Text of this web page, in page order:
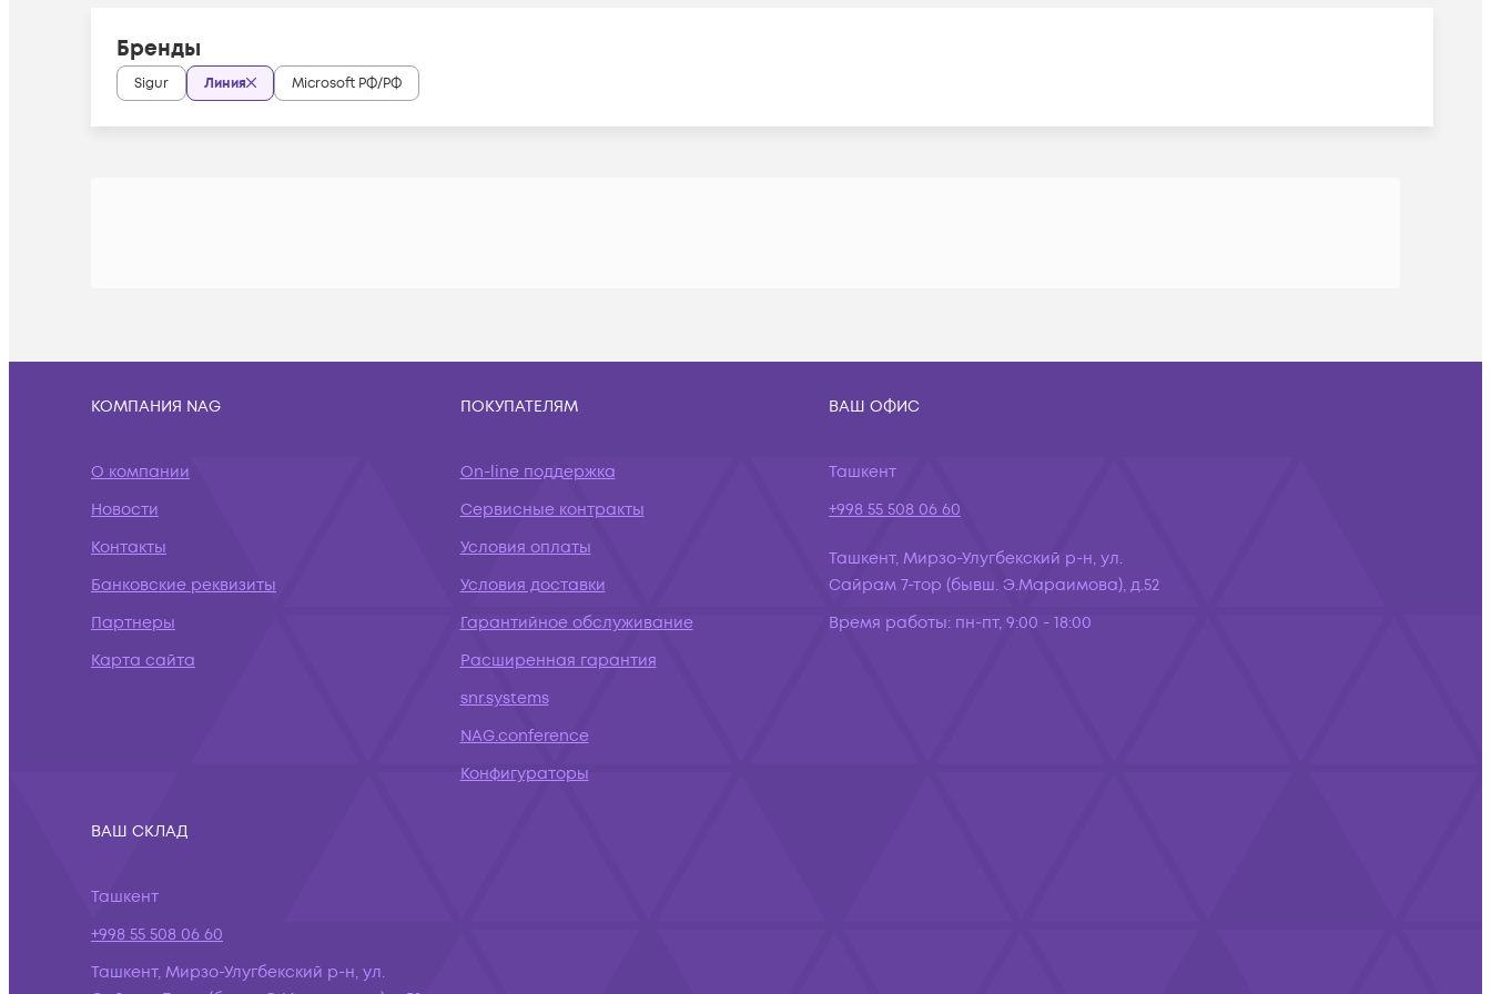
Бренды
Sigur Линия Microsoft РФ/РФ
КОМПАНИЯ NAG
О компании
Новости
Контакты
Банковские реквизиты
Партнеры
Карта сайта
ПОКУПАТЕЛЯМ
On-line поддержка
Сервисные контракты
Условия оплаты
Условия доставки
Гарантийное обслуживание
Расширенная гарантия
snr.systems
NAG.conference
Конфигураторы
ВАШ ОФИС
Ташкент
+998 55 508 06 60
Ташкент, Мирзо-Улугбекский р-н, ул.
Сайрам 7-тор (бывш. Э.Мараимова), д.52
Время работы: пн-пт, 9:00 - 18:00
ВАШ СКЛАД
Ташкент
+998 55 508 06 60
Ташкент, Мирзо-Улугбекский р-н, ул.